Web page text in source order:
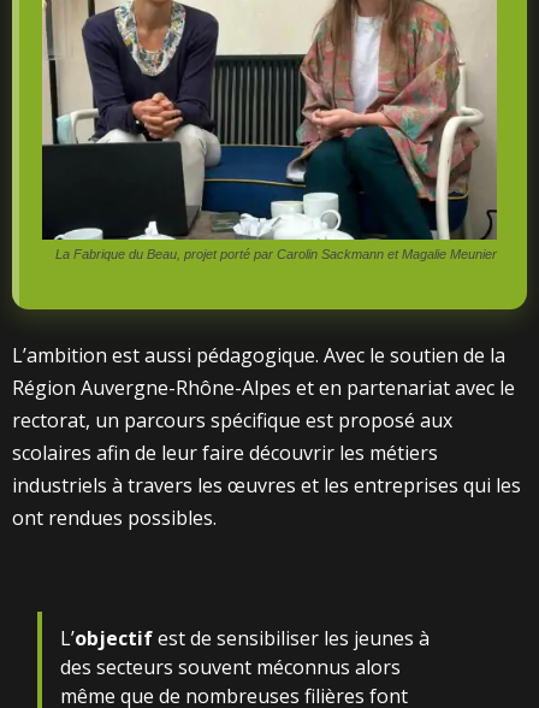
La Fabrique du Beau, projet porté par Carolin Sackmann et Magalie Meunier
L’ambition est aussi pédagogique. Avec le soutien de la
Région Auvergne-Rhône-Alpes et en partenariat avec le
rectorat, un parcours spécifique est proposé aux
scolaires afin de leur faire découvrir les métiers
industriels à travers les œuvres et les entreprises qui les
ont rendues possibles.
L’objectifest de sensibiliser les jeunes à
des secteurs souvent méconnus alors
même que de nombreuses filières font